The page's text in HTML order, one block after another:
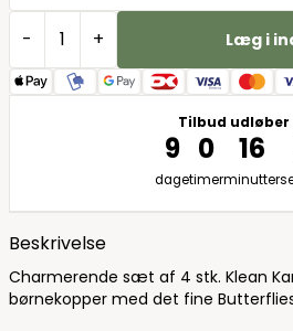
- + Læg i
Tilbud udløber
9
dage
0
timer
16
minutter
Beskrivelse
Charmerende sæt af 4 stk. Klean
børnekopper med det fine